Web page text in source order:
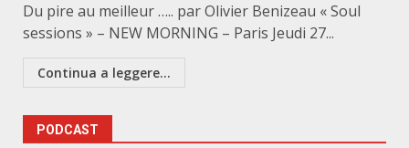
Du pire au meilleur ….. par Olivier Benizeau « Soul
sessions » – NEW MORNING – Paris Jeudi 27...
Continua a leggere...
PODCAST